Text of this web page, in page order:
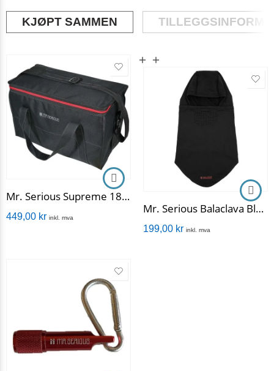
KJØPT SAMMEN
Mr. Serious Supreme 18 Shoulder Bag
449,00 kr inkl. mva
Mr. Serious Balaclava Black
199,00 kr inkl. mva